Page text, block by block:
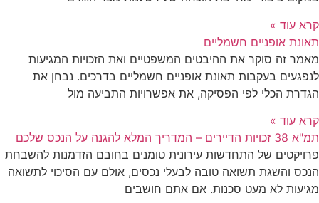
קרא עוד »
תאונת אופניים חשמליים
מאמר זה סוקר את ההיבטים המשפטיים ואת הזכויות המגיעות
לנפגעים בעקבות תאונת אופניים חשמליים בדרכים. נבחן את
הגדרת הכלי לפי הפסיקה, את אפשרויות התביעה מול
קרא עוד »
תמ"א 38 זכויות הדיירים – המדריך המלא להגנה על הנכס שלכם
פרויקטים של התחדשות עירונית טומנים בחובם הזדמנות להשבחת
הנכס והשגת תשואה טובה לבעלי נכסים, אולם עם הסיכוי לתשואה
מגיעות לא מעט סכנות. אם אתם חושבים